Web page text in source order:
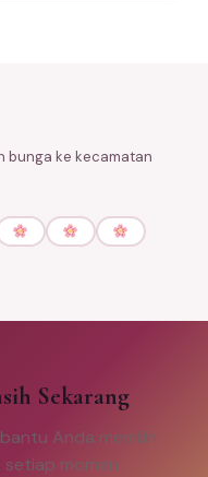
bunga ke kecamatan
Sekarang
Anda memilih
momen.